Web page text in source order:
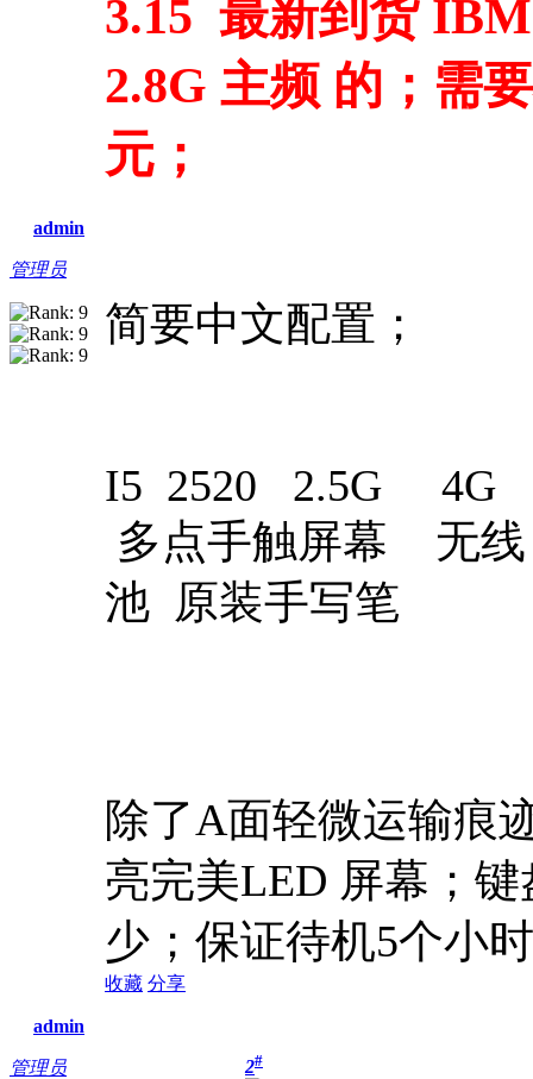
admin
管理员
3.15 最新到货
2.8G 主频 的；需
元；
简要中文配置；
I5 2520 2.5G 4G
多点手触屏幕 无
池 原装手写笔
除了A面轻微运输痕
亮完美LED 屏幕；
少；保证待机5个小
收藏 分享
admin
管理员 2#